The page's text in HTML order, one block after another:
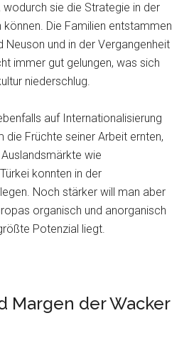
sie die Strategie in der
Die Familien entstammen
Neuson und in der Vergangenheit
immer gut gelungen, was sich
niederschlug.
auf Internationalisierung
die Früchte seiner Arbeit ernten,
wie
konnten in der
Noch stärker will man aber
organisch und anorganisch
Potenzial liegt.
Margen der Wacker